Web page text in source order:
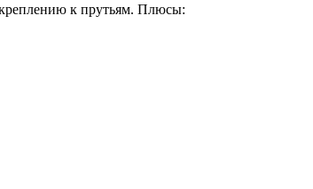
креплению к прутьям. Плюсы: